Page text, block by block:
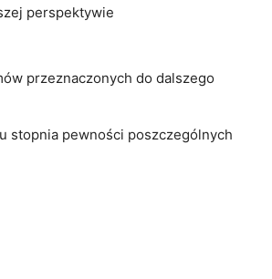
perspektywie
przeznaczonych do dalszego
stopnia pewności poszczególnych